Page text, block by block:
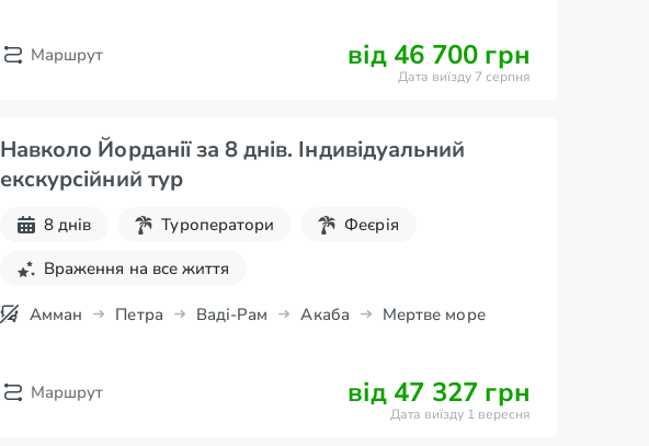
Маршрут від 46 700 грн
Дата виїзду 7 серпня
Навколо Йорданії за 8 днів. Індивідуальний
екскурсійний тур
8 днів Туроператори
Феєрія
Враження на все життя
Амман Петра Ваді-Рам Акаба Мертве море
Маршрут від 47 327 грн
Дата виїзду 1 вересня